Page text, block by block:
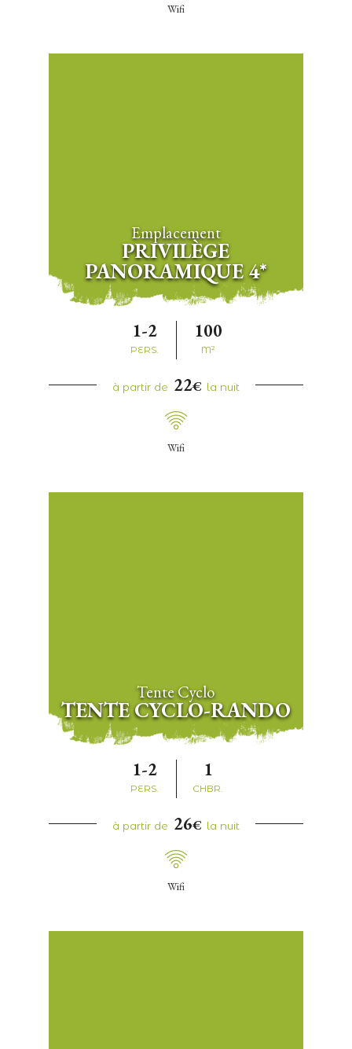
Wifi
Emplacement
PRIVILÈGE
PANORAMIQUE 4*
1-2
PERS.
100
M²
à partir de 22€ la nuit
Wifi
Tente Cyclo
TENTE CYCLO-RANDO
1-2
PERS.
1
CHBR.
à partir de 26€ la nuit
Wifi